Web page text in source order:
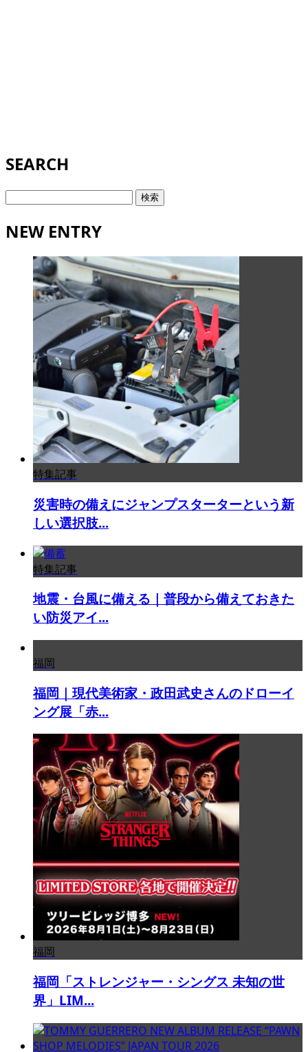
SEARCH
検
NEW ENTRY
特集記事
災害時の備えにジャンプスターターという新
しい選択肢...
特集記事
地震・台風に備える｜普段から備えておきた
い防災アイ...
福岡
福岡｜現代美術家・政田武史さんのドローイ
ング展「赤...
福岡
福岡「ストレンジャー・シングス 未知の世
界」LIM...